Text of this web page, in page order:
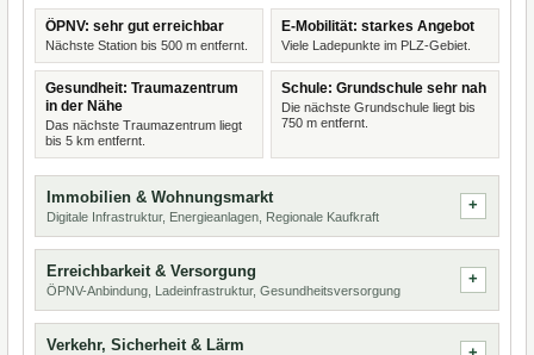
ÖPNV: sehr gut erreichbar
Nächste Station bis 500 m entfernt.
E-Mobilität: starkes Angebot
Viele Ladepunkte im PLZ-Gebiet.
Gesundheit: Traumazentrum
in der Nähe
Das nächste Traumazentrum liegt
bis 5 km entfernt.
Schule: Grundschule sehr nah
Die nächste Grundschule liegt bis
750 m entfernt.
Immobilien & Wohnungsmarkt
Digitale Infrastruktur, Energieanlagen, Regionale Kaufkraft
Erreichbarkeit & Versorgung
ÖPNV-Anbindung, Ladeinfrastruktur, Gesundheitsversorgung
Verkehr, Sicherheit & Lärm